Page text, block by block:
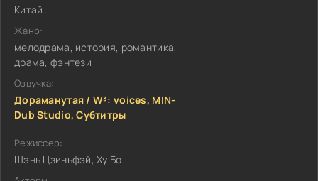
Китай
Жанр:
мелодрама, история, романтика,
драма, фэнтези
Озвучка:
Дораманутая / W³: voices, MIN-
Dub Studio, Субтитры
Режиссер:
Шэнь Цзиньфэй, Ху Бо